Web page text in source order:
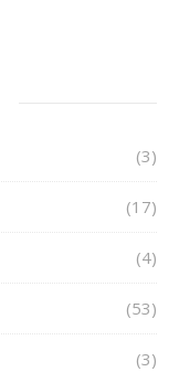
(3)
(17)
(4)
(53)
(3)